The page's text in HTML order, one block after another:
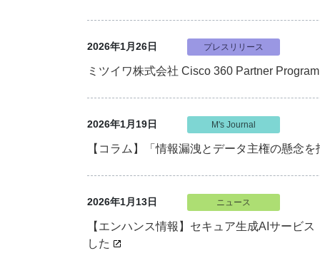
2026年1月26日 プレスリリース
ミツイワ株式会社 Cisco 360 Partner
2026年1月19日 M's Journal
【コラム】「情報漏洩とデータ主権の懸念
2026年1月13日 ニュース
【エンハンス情報】セキュア生成AIサービ
した